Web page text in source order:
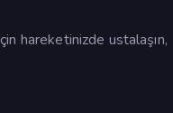
hareketinizde ustalaşın,